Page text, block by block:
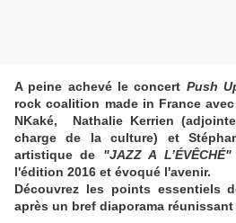
A peine achevé le concert Push
rock coalition made in France
NKaké, Nathalie Kerrien
charge de la culture) et
artistique de "JAZZ A L’ÉVÊCHÉ"
l'édition 2016 et évoqué l'avenir.
Découvrez les points essentiels
après un bref diaporama